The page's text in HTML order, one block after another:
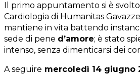
Il primo appuntamento si è svolto
Cardiologia di Humanitas
mantiene in vita battendo
sede di pene d’amore; è stato
intenso, senza dimenticarsi dei
A seguire mercoledì 14 giugno